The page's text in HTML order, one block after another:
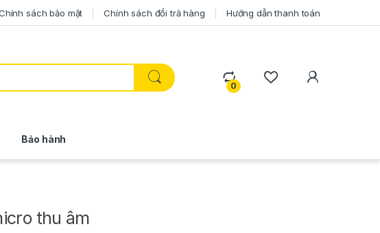
sách bảo mật Chính sách đổi trả hàng Hướng dẫn thanh toán
0
Bảo hành
thu âm